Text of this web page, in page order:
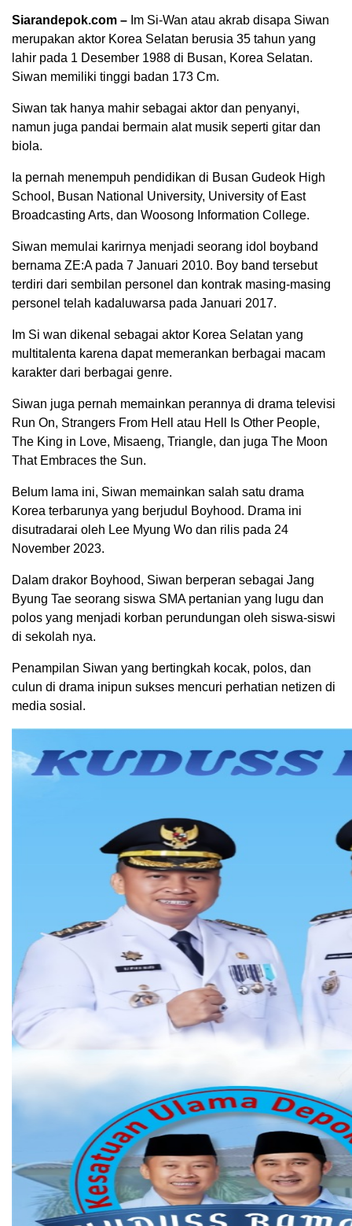
Siarandepok.com – Im Si-Wan atau akrab disapa Siwan
merupakan aktor Korea Selatan berusia 35 tahun yang
lahir pada 1 Desember 1988 di Busan, Korea Selatan.
Siwan memiliki tinggi badan 173 Cm.
Siwan tak hanya mahir sebagai aktor dan penyanyi,
namun juga pandai bermain alat musik seperti gitar dan
biola.
Ia pernah menempuh pendidikan di Busan Gudeok High
School, Busan National University, University of East
Broadcasting Arts, dan Woosong Information College.
Siwan memulai karirnya menjadi seorang idol boyband
bernama ZE:A pada 7 Januari 2010. Boy band tersebut
terdiri dari sembilan personel dan kontrak masing-masing
personel telah kadaluwarsa pada Januari 2017.
Im Si wan dikenal sebagai aktor Korea Selatan yang
multitalenta karena dapat memerankan berbagai macam
karakter dari berbagai genre.
Siwan juga pernah memainkan perannya di drama televisi
Run On, Strangers From Hell atau Hell Is Other People,
The King in Love, Misaeng, Triangle, dan juga The Moon
That Embraces the Sun.
Belum lama ini, Siwan memainkan salah satu drama
Korea terbarunya yang berjudul Boyhood. Drama ini
disutradarai oleh Lee Myung Wo dan rilis pada 24
November 2023.
Dalam drakor Boyhood, Siwan berperan sebagai Jang
Byung Tae seorang siswa SMA pertanian yang lugu dan
polos yang menjadi korban perundungan oleh siswa-siswi
di sekolah nya.
Penampilan Siwan yang bertingkah kocak, polos, dan
culun di drama inipun sukses mencuri perhatian netizen di
media sosial.